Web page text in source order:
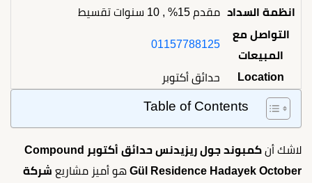
انظمة السداد مقدم 15% , 10 سنوات تقسيط
التواصل مع
المبيعات
01157788125
Location حدائق أكتوبر
Table of Contents
لاشك أن
كمبوند جول ريزيدنس حدائق أكتوبر Compound
Gül Residence Hadayek October هو أميز مشاريع شركة